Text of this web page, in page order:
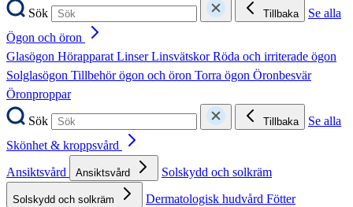
Sök
Tillbaka
Se alla
Ögon och öron
Glasögon HörapparatLinserLinsvätskorRöda och irriterade ögon
Solglasögon Tillbehör ögon och öron Torra ögon Öronbesvär
Öronproppar
Sök
Tillbaka
Se alla
Skönhet & kroppsvård
Ansiktsvård
Ansiktsvård Solskydd och solkräm
Solskydd och solkräm Dermatologisk hudvård Fötter